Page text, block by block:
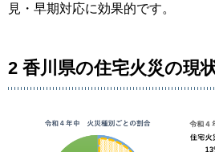
見・早期対応に効果的です。
2 香川県の住宅火災の現